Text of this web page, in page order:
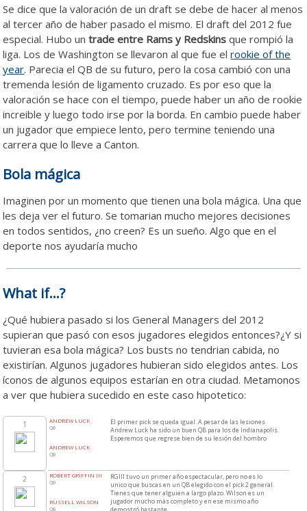
Se dice que la valoración de un draft se debe de hacer al menos
al tercer año de haber pasado el mismo. El draft del 2012 fue
especial. Hubo un trade entre Rams y Redskins que rompió la
liga. Los de Washington se llevaron al que fue elrookie of the
year. Parecia el QB de su futuro, pero la cosa cambió con una
tremenda lesión de ligamento cruzado. Es por eso que la
valoración se hace con el tiempo, puede haber un año de rookie
increible y luego todo irse por la borda. En cambio puede haber
un jugador que empiece lento, pero termine teniendo una
carrera que lo lleve a Canton.
Bola mágica
Imaginen por un momento que tienen una bola mágica. Una que
les deja ver el futuro. Se tomarian mucho mejores decisiones
en todos sentidos, ¿no creen? Es un sueño. Algo que en el
deporte nos ayudaría mucho
What if…?
¿Qué hubiera pasado si los General Managers del 2012
supieran que pasó con esos jugadores elegidos entonces?¿Y si
tuvieran esa bola mágica? Los busts no tendrian cabida, no
existirían. Algunos jugadores hubieran sido elegidos antes. Los
íconos de algunos equipos estarían en otra ciudad. Metamonos
a ver que hubiera sucedido en este caso hipotetico:
1
2
ANDREW LUCK
QB
ANDREW LUCK
QB
El primer pick se queda igual. A pesar de las lesiones
Andrew Luck ha sido un buen QB para los de Indianapolis.
Esperemos que regrese bien de su lesión del hombro
ROBERT GRIFFIN III
QB
RUSSELL WILSON
QB
RGIII tuvo un primer año espectacular, pero no es lo
unico que buscas en un QB elegido con el pick 2 general.
Tienes que tener alguien a largo plazo. Wilson es un
jugador mucho más completo y en ese mismo año
demostró bastante